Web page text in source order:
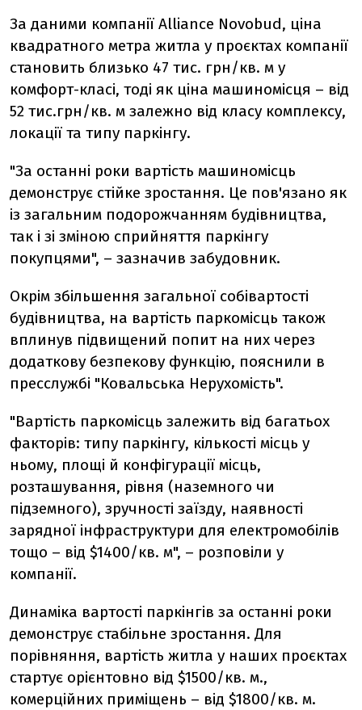
За даними компанії Alliance Novobud, ціна
квадратного метра житла у проєктах компанії
становить близько 47 тис. грн/кв. м у
комфорт-класі, тоді як ціна машиномісця – від
52 тис.грн/кв. м залежно від класу комплексу,
локації та типу паркінгу.
"За останні роки вартість машиномісць
демонструє стійке зростання. Це пов'язано як
із загальним подорожчанням будівництва,
так і зі зміною сприйняття паркінгу
покупцями", – зазначив забудовник.
Окрім збільшення загальної собівартості
будівництва, на вартість паркомісць також
вплинув підвищений попит на них через
додаткову безпекову функцію, пояснили в
пресслужбі "Ковальська Нерухомість".
"Вартість паркомісць залежить від багатьох
факторів: типу паркінгу, кількості місць у
ньому, площі й конфігурації місць,
розташування, рівня (наземного чи
підземного), зручності заїзду, наявності
зарядної інфраструктури для електромобілів
тощо – від $1400/кв. м", – розповіли у
компанії.
Динаміка вартості паркінгів за останні роки
демонструє стабільне зростання. Для
порівняння, вартість житла у наших проєктах
стартує орієнтовно від $1500/кв. м.,
комерційних приміщень – від $1800/кв. м.